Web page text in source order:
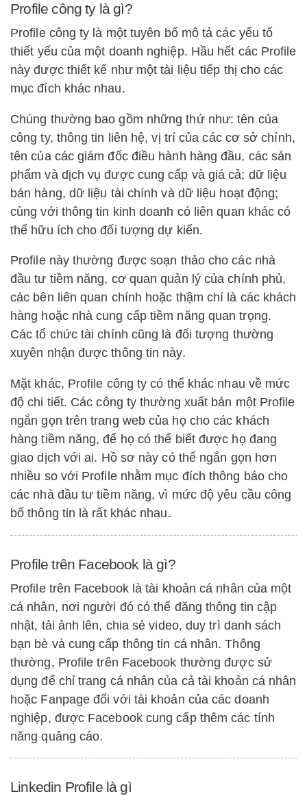
Profile công ty là gì?
Profile công ty là một tuyên bố mô tả các yếu tố
thiết yếu của một doanh nghiệp. Hầu hết các Profile
này được thiết kế như một tài liệu tiếp thị cho các
mục đích khác nhau.
Chúng thường bao gồm những thứ như: tên của
công ty, thông tin liên hệ, vị trí của các cơ sở chính,
tên của các giám đốc điều hành hàng đầu, các sản
phẩm và dịch vụ được cung cấp và giá cả; dữ liệu
bán hàng, dữ liệu tài chính và dữ liệu hoạt động;
cùng với thông tin kinh doanh có liên quan khác có
thể hữu ích cho đối tượng dự kiến.
Profile này thường được soạn thảo cho các nhà
đầu tư tiềm năng, cơ quan quản lý của chính phủ,
các bên liên quan chính hoặc thậm chí là các khách
hàng hoặc nhà cung cấp tiềm năng quan trọng.
Các tổ chức tài chính cũng là đối tượng thường
xuyên nhận được thông tin này.
Mặt khác, Profile công ty có thể khác nhau về mức
độ chi tiết. Các công ty thường xuất bản một Profile
ngắn gọn trên trang web của họ cho các khách
hàng tiềm năng, để họ có thể biết được họ đang
giao dịch với ai. Hồ sơ này có thể ngắn gọn hơn
nhiều so với Profile nhằm mục đích thông báo cho
các nhà đầu tư tiềm năng, vì mức độ yêu cầu công
bố thông tin là rất khác nhau.
Profile trên Facebook là gì?
Profile trên Facebook là tài khoản cá nhân của một
cá nhân, nơi người đó có thể đăng thông tin cập
nhật, tải ảnh lên, chia sẻ video, duy trì danh sách
bạn bè và cung cấp thông tin cá nhân. Thông
thường, Profile trên Facebook thường được sử
dụng để chỉ trang cá nhân của cả tài khoản cá nhân
hoặc Fanpage đối với tài khoản của các doanh
nghiệp, được Facebook cung cấp thêm các tính
năng quảng cáo.
Linkedin Profile là gì